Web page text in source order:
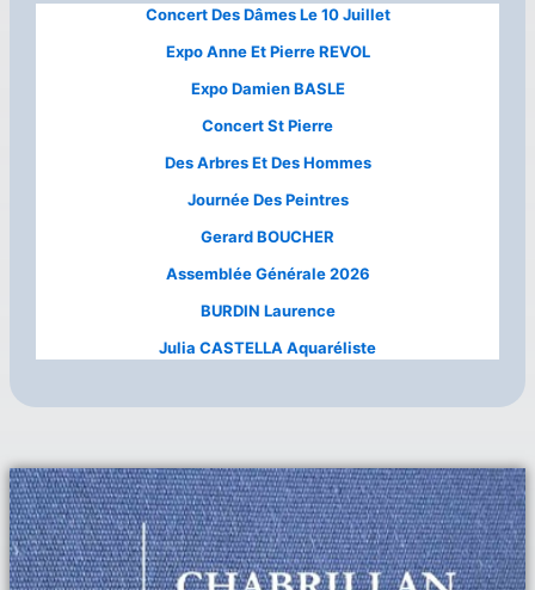
Concert Des Dâmes Le 10 Juillet
Expo Anne Et Pierre REVOL
Expo Damien BASLE
Concert St Pierre
Des Arbres Et Des Hommes
Journée Des Peintres
Gerard BOUCHER
Assemblée Générale 2026
BURDIN Laurence
Julia CASTELLA Aquaréliste